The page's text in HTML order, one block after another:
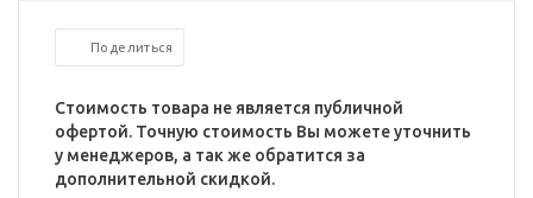
Поделиться
Стоимость товара не является публичной
офертой. Точную стоимость Вы можете уточнить
у менеджеров, а так же обратится за
дополнительной скидкой.